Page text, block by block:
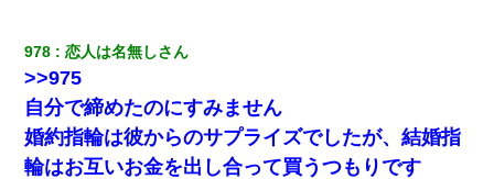
978 恋人は名無しさん
>>975
自分で締めたのにすみません
婚約指輪は彼からのサプライズでしたが、結婚指
輪はお互いお金を出し合って買うつもりです